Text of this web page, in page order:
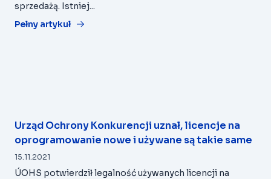
sprzedażą. Istniej...
Pełny artykuł
Urząd Ochrony Konkurencji uznał, licencje na
oprogramowanie nowe i używane są takie same
15.11.2021
ÚOHS potwierdził legalność używanych licencji na